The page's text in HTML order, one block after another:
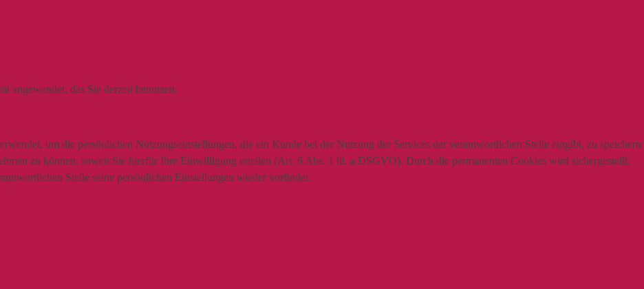
angewendet, das Sie derzeit benutzen.
um die persönlichen Nutzungseinstellungen, die ein Kunde bei der Nutzung der Services der verantwortlichen Stelle eingibt, zu speichern
zu können, soweit Sie hierfür Ihre Einwilligung erteilen (Art. 6 Abs. 1 lit. a DSGVO). Durch die permanenten Cookies wird sichergestellt,
Stelle seine persönlichen Einstellungen wieder vorfindet.